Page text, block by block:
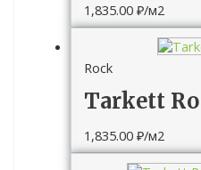
1,835.00₽/м2
Rock
Tarkett
1,835.00₽/м2